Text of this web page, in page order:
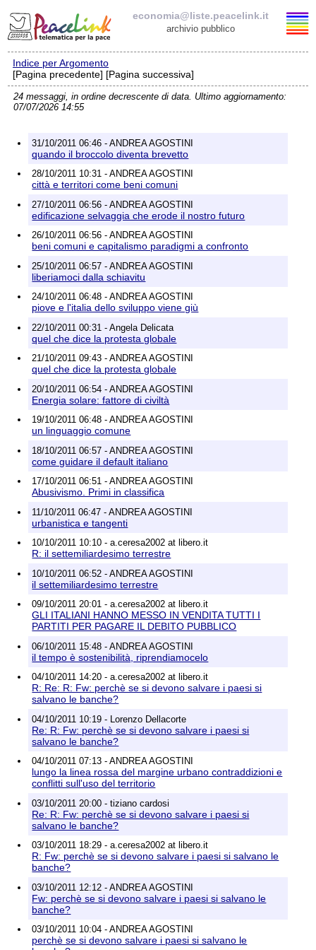
economia@liste.peacelink.it
archivio pubblico
Elenco delle liste
economia@liste.peacelink.it
Indice per Argomento
[Pagina precedente] [Pagina successiva]
24 messaggi, in ordine decrescente di data. Ultimo aggiornamento:
07/07/2026 14:55
31/10/2011 06:46 - ANDREA AGOSTINI
quando il broccolo diventa brevetto
28/10/2011 10:31 - ANDREA AGOSTINI
città e territori come beni comuni
27/10/2011 06:56 - ANDREA AGOSTINI
edificazione selvaggia che erode il nostro futuro
26/10/2011 06:56 - ANDREA AGOSTINI
beni comuni e capitalismo paradigmi a confronto
25/10/2011 06:57 - ANDREA AGOSTINI
liberiamoci dalla schiavitu
24/10/2011 06:48 - ANDREA AGOSTINI
piove e l'italia dello sviluppo viene giù
22/10/2011 00:31 - Angela Delicata
quel che dice la protesta globale
21/10/2011 09:43 - ANDREA AGOSTINI
quel che dice la protesta globale
20/10/2011 06:54 - ANDREA AGOSTINI
Energia solare: fattore di civiltà
19/10/2011 06:48 - ANDREA AGOSTINI
un linguaggio comune
18/10/2011 06:57 - ANDREA AGOSTINI
come guidare il default italiano
17/10/2011 06:51 - ANDREA AGOSTINI
Abusivismo. Primi in classifica
11/10/2011 06:47 - ANDREA AGOSTINI
urbanistica e tangenti
10/10/2011 10:10 - a.ceresa2002 at libero.it
R: il settemiliardesimo terrestre
10/10/2011 06:52 - ANDREA AGOSTINI
il settemiliardesimo terrestre
09/10/2011 20:01 - a.ceresa2002 at libero.it
GLI ITALIANI HANNO MESSO IN VENDITA TUTTI I
PARTITI PER PAGARE IL DEBITO PUBBLICO
06/10/2011 15:48 - ANDREA AGOSTINI
il tempo è sostenibilità, riprendiamocelo
04/10/2011 14:20 - a.ceresa2002 at libero.it
R: Re: R: Fw: perchè se si devono salvare i paesi si
salvano le banche?
04/10/2011 10:19 - Lorenzo Dellacorte
Re: R: Fw: perchè se si devono salvare i paesi si
salvano le banche?
04/10/2011 07:13 - ANDREA AGOSTINI
lungo la linea rossa del margine urbano contraddizioni e
conflitti sull'uso del territorio
03/10/2011 20:00 - tiziano cardosi
Re: R: Fw: perchè se si devono salvare i paesi si
salvano le banche?
03/10/2011 18:29 - a.ceresa2002 at libero.it
R: Fw: perchè se si devono salvare i paesi si salvano le
banche?
03/10/2011 12:12 - ANDREA AGOSTINI
Fw: perchè se si devono salvare i paesi si salvano le
banche?
03/10/2011 10:04 - ANDREA AGOSTINI
perchè se si devono salvare i paesi si salvano le